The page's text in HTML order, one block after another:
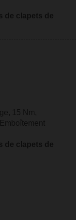
de clapets de
15 Nm,
de clapets de